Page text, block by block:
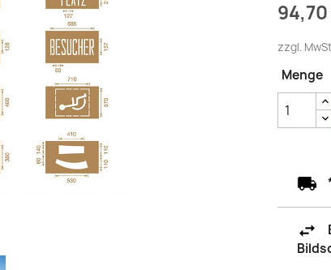
zzgl.
Menge